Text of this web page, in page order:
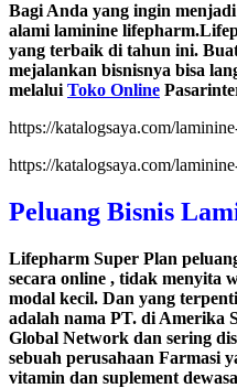
Bagi Anda yang ingin
alami laminine
yang terbaik di tahun ini.
mejalankan bisnisnya bisa
melalui Toko Online
https://katalogsaya.com/
https://katalogsaya.com/
Peluang Bisnis
Lifepharm Super Plan
secara online , tidak menyita
modal kecil. Dan yang
adalah nama PT. di Amerika
Global Network dan sering
sebuah perusahaan Farmasi
vitamin dan suplement